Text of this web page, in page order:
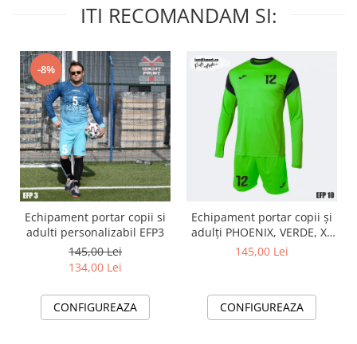
ITI RECOMANDAM SI:
-8%
Echipament portar copii si
adulti personalizabil EFP3
145,00 Lei
134,00 Lei
CONFIGUREAZA
Echipament portar copii și
adulți PHOENIX, VERDE, XL
EFP10
145,00 Lei
CONFIGUREAZA